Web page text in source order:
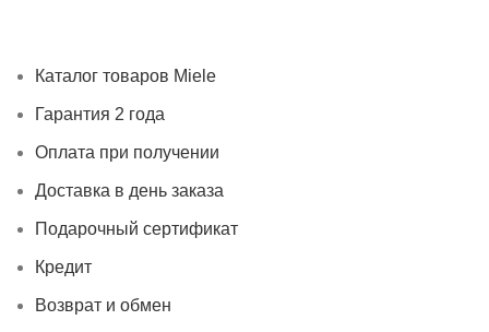
Каталог товаров Miele
Гарантия 2 года
Оплата при получении
Доставка в день заказа
Подарочный сертификат
Кредит
Возврат и обмен